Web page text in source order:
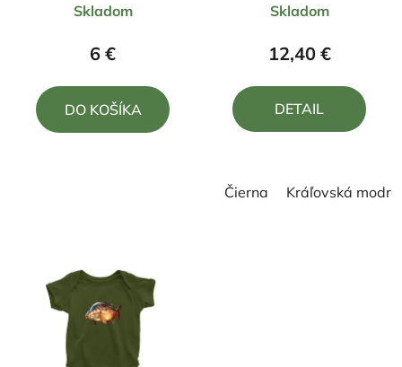
hodnotenie
produktu
5,0
z
Skladom
6 €
DO KOŠÍKA
Skladom
12,40 €
DETAIL
Čierna Kráľovská modrá